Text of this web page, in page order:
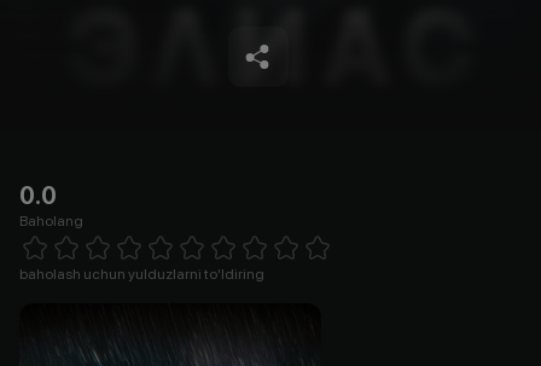
0.0
Baholang
1 Star 2 Stars 3 Stars 4 Stars5 Stars 6 Stars7 Stars8 Stars
baholash uchun yulduzlarni to'ldiring